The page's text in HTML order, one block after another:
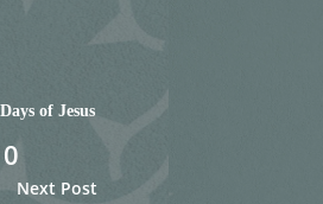
of Jesus
Next Post